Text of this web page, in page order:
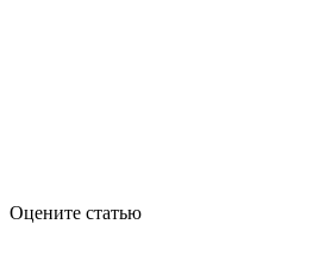
Оцените статью